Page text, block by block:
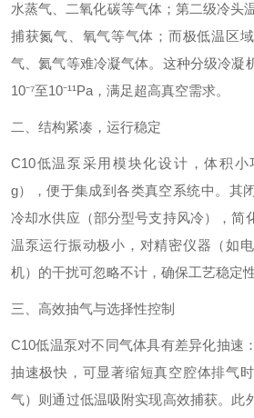
水蒸气、二氧化碳等气体；第二级冷头
捕获氮气、氧气等气体；而极低温区
气、氦气等难冷凝气体。这种分级冷凝
10⁻⁷至10⁻¹¹Pa，满足超高真空需求。
二、结构紧凑，运行稳定‌
C10低温泵采用模块化设计，体积小
g），便于集成到各类真空系统中。其
冷却水供应（部分型号支持风冷），简
温泵运行振动极小，对精密仪器（如
机）的干扰可忽略不计，确保工艺稳定性
三、高效抽气与选择性控制‌
C10低温泵对不同气体具有差异化抽速
抽速极快，可显著缩短真空腔体排气
气）则通过低温吸附实现高效捕获。此